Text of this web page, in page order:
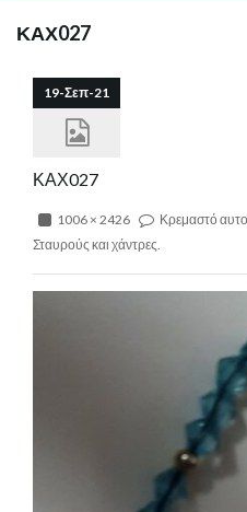
ΚΑΧ027
19-Σεπ-21
ΚΑΧ027
1006 × 2426
Κρεμαστό
Σταυρούς και χάντρες.